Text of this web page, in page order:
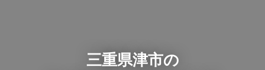
三重県津市の